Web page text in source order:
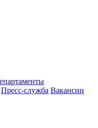
Пресс-служба Вакансии